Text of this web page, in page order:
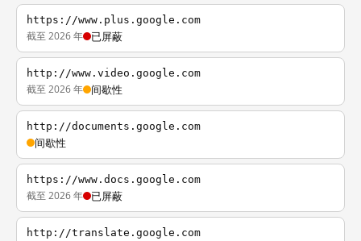
https://www.plus.google.com
截至 2026 年 已屏蔽
http://www.video.google.com
截至 2026 年 间歇性
http://documents.google.com
间歇性
https://www.docs.google.com
截至 2026 年 已屏蔽
http://translate.google.com